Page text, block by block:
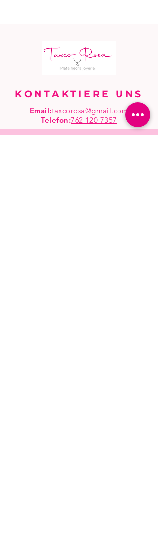
KONTAKTIERE UNS
Email:taxcorosa@gmail.com
Telefon:762 120 7357